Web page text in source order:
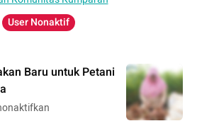
User Nonaktif
Baru untuk Petani